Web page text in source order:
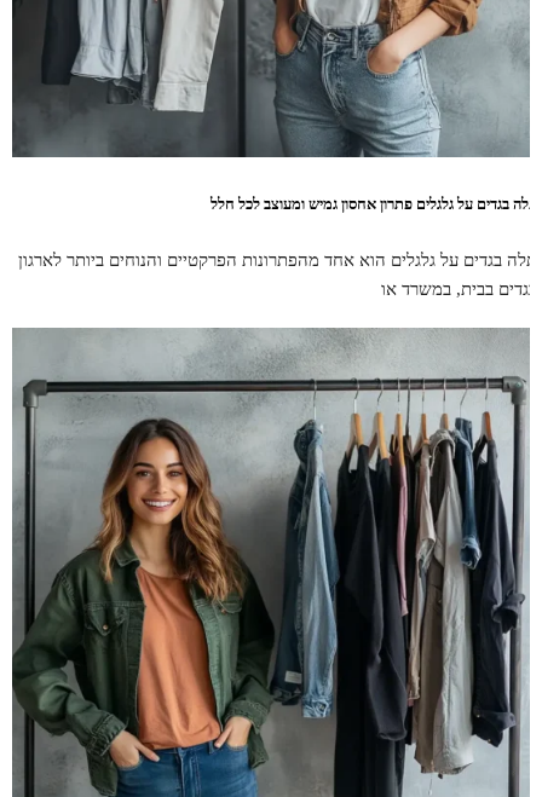
בגדים על גלגלים פתרון אחסון גמיש ומעוצב לכל חלל
בגדים על גלגלים הוא אחד מהפתרונות הפרקטיים והנוחים ביותר לארגון
בבית, במשרד או